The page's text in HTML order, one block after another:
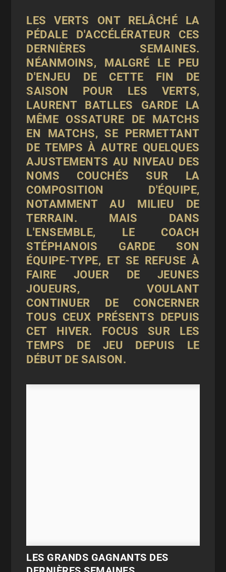
LES VERTS ONT RELÂCHÉ LA
PÉDALE D'ACCÉLÉRATEUR CES
DERNIÈRES SEMAINES.
NÉANMOINS, MALGRÉ LE PEU
D'ENJEU DE CETTE FIN DE
SAISON POUR LES VERTS,
LAURENT BATLLES GARDE LA
MÊME OSSATURE DE MATCHS
EN MATCHS, SE PERMETTANT
DE TEMPS À AUTRE QUELQUES
AJUSTEMENTS AU NIVEAU DES
NOMS COUCHÉS SUR LA
COMPOSITION D'ÉQUIPE,
NOTAMMENT AU MILIEU DE
TERRAIN. MAIS DANS
L'ENSEMBLE, LE COACH
STÉPHANOIS GARDE SON
ÉQUIPE-TYPE, ET SE REFUSE À
FAIRE JOUER DE JEUNES
JOUEURS, VOULANT
CONTINUER DE CONCERNER
TOUS CEUX PRÉSENTS DEPUIS
CET HIVER. FOCUS SUR LES
TEMPS DE JEU DEPUIS LE
DÉBUT DE SAISON.
LES GRANDS GAGNANTS DES